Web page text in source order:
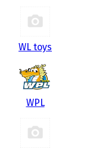
WL toys
WPL